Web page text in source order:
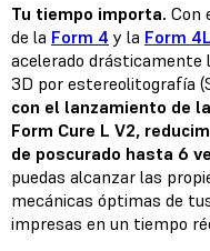
Tu tiempo importa. Con
de la Form 4 y la Form 4L
acelerado drásticamente
3D por estereolitografía
con el lanzamiento de la
Form Cure L V2,
de poscurado hasta 6
puedas alcanzar las
mecánicas óptimas de
impresas en un tiempo